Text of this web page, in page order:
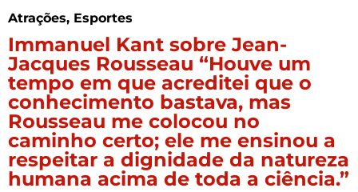
Atrações, Esportes
Immanuel Kant sobre Jean-
Jacques Rousseau “Houve um
tempo em que acreditei que o
conhecimento bastava, mas
Rousseau me colocou no
caminho certo; ele me ensinou a
respeitar a dignidade da natureza
humana acima de toda a ciência.”